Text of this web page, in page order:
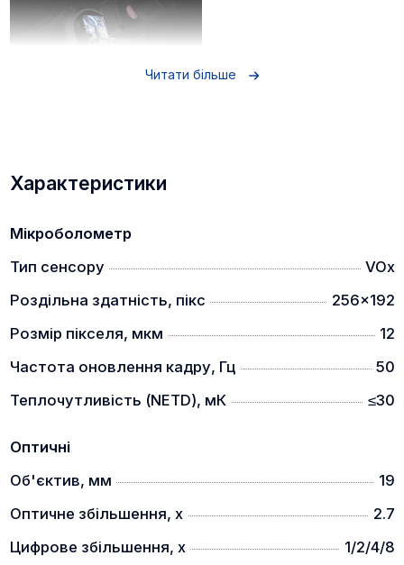
ЛАЗЕРНИЙ ДАЛЕКОМІР (МОДЕЛІ L)
Вбудований високоточний лазерний далекомір.
Дальність виміру 1000 м, точність +/- 1 метр.
БАЛІСТИЧНИЙ КАЛЬКУЛЯТОР (МОДЕЛІ L)
Балістичний калькулятор для точної стрільби.
Читати більше
Характеристики
Мікроболометр
Тип сенсору
VOx
Роздільна здатність, пікс
256x192
Розмір пікселя, мкм
12
Частота оновлення кадру, Гц
50
Теплочутливість (NETD), мК
≤30
Оптичні
Об'єктив, мм
19
Оптичне збільшення, x
2.7
Цифрове збільшення, x
1/2/4/8